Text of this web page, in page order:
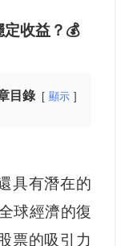
收益？💰
目錄 顯示
具有潛在的
球經濟的復
票的吸引力